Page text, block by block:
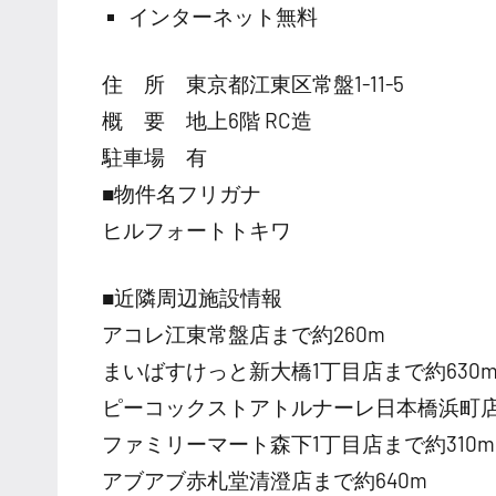
インターネット無料
住 所 東京都江東区常盤1-11-5
概 要 地上6階 RC造
駐車場 有
■物件名フリガナ
ヒルフォートトキワ
■近隣周辺施設情報
アコレ江東常盤店まで約260m
まいばすけっと新大橋1丁目店まで約630m
ピーコックストアトルナーレ日本橋浜町
ファミリーマート森下1丁目店まで約310m
アブアブ赤札堂清澄店まで約640m